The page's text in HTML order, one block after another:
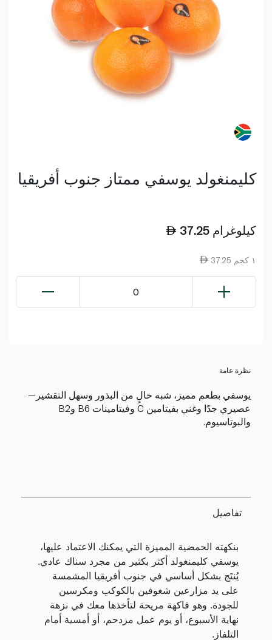
كليمنغولد يوسفي ممتاز جنوب أفريقيا
37.25 كيلوغرام
37.25 ١ كجم
0
نظرة عامة
يوسفي بطعم مميز، شبه خالٍ من البذور وسهل التقشير—
عصيري جدًا وغني بفيتامين C وفيتامينات B6 وB2
والبوتاسيوم.
تفاصيل
بنكهته الحمضية المميزة التي يمكنك الاعتماد عليها،
يوسفي كليمنغولد أكثر بكثير من مجرد سناك عادي.
يُنتَج بشكل أساسي في جنوب أفريقيا المشمسة
على يد مزارعين شغوفين بالكوكب ومكرسين
للجودة. وهو فاكهة مريحة لتأخذها معك في نزهة
نهاية الأسبوع، أو يوم عمل مزدحم، أو أمسية أمام
التلفاز.